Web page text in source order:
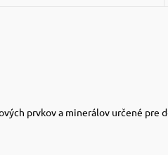
prvkov a minerálov určené